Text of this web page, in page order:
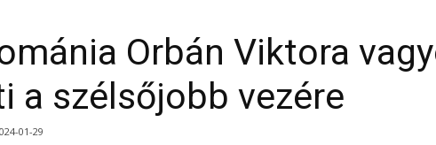
Orbán Viktora
a szélsőjobb vezére
01-29